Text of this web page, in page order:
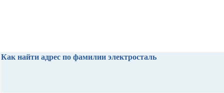
Как найти адрес по фамилии электросталь